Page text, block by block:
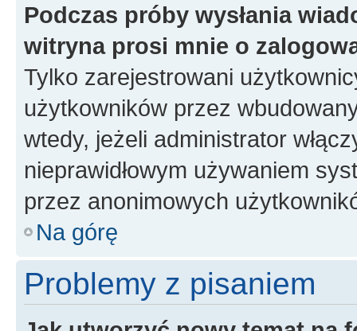
Podczas próby wysłania
witryna prosi mnie o
Tylko zarejestrowani
użytkowników przez
wtedy, jeżeli administrator
nieprawidłowym używaniem
przez anonimowych
Na górę
Problemy z pisaniem